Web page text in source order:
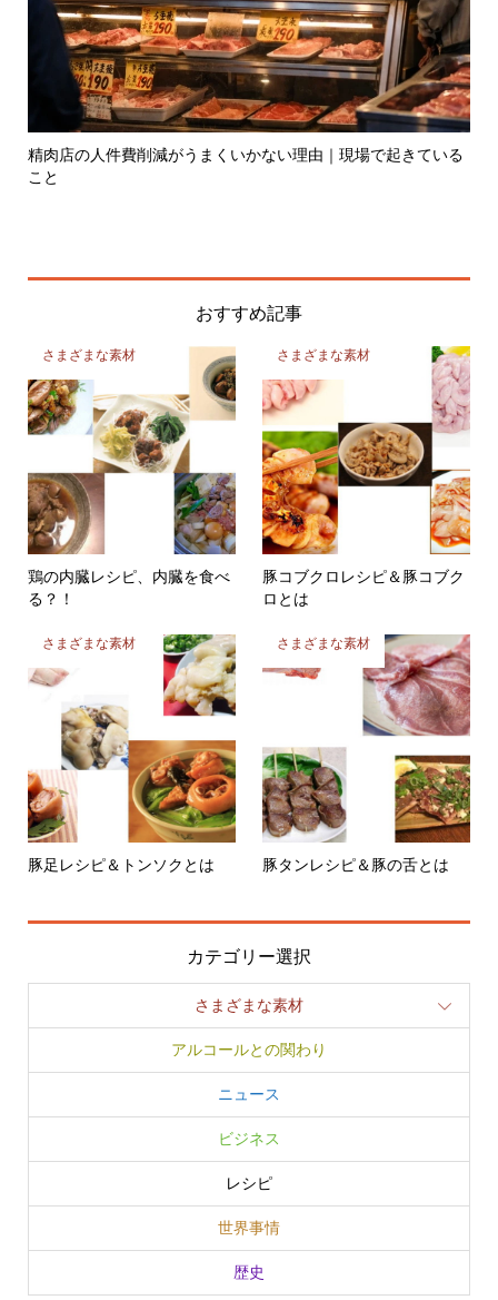
で起きている 昔はなぜ肉屋は儲かったのか
おすすめ記事
鶏の内臓レシピ、内臓を食べ
る？！
豚コブクロレシピ＆豚コブク
ロとは
豚タンレシピ＆豚の舌とは
カテゴリー選択
さまざまな素材
世界事情
歴史